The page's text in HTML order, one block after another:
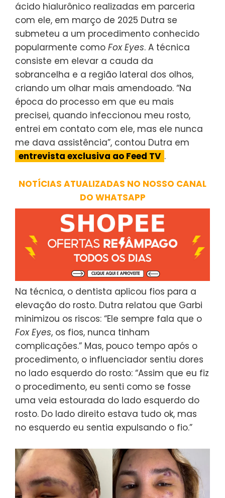
ácido hialurônico realizadas em parceria
com ele, em março de 2025 Dutra se
submeteu a um procedimento conhecido
popularmente como Fox Eyes. A técnica
consiste em elevar a cauda da
sobrancelha e a região lateral dos olhos,
criando um olhar mais amendoado. “Na
época do processo em que eu mais
precisei, quando infeccionou meu rosto,
entrei em contato com ele, mas ele nunca
me dava assistência”, contou Dutra em
entrevista exclusiva ao Feed TV .
NOTÍCIAS ATUALIZADAS NO NOSSO CANAL
DO WHATSAPP
Na técnica, o dentista aplicou fios para a
elevação do rosto. Dutra relatou que Garbi
minimizou os riscos: “Ele sempre fala que o
Fox Eyes, os fios, nunca tinham
complicações.” Mas, pouco tempo após o
procedimento, o influenciador sentiu dores
no lado esquerdo do rosto: “Assim que eu fiz
o procedimento, eu senti como se fosse
uma veia estourada do lado esquerdo do
rosto. Do lado direito estava tudo ok, mas
no esquerdo eu sentia expulsando o fio.”